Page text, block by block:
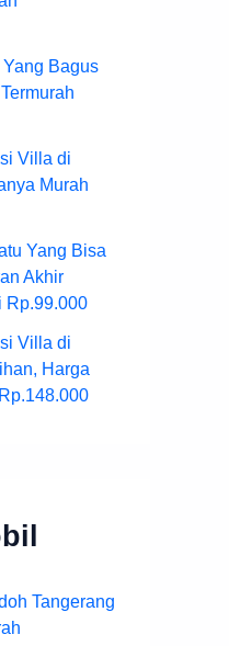
Bagus
Villa di
Murah
Yang Bisa
Akhir
Rp.99.000
Villa di
Harga
Tangerang